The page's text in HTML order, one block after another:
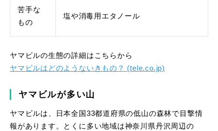
苦手な
もの
塩や消毒用エタノール
ヤマビルの生態の詳細はこちらから
ヤマビルはどのようないきもの？ (tele.co.jp)
ヤマビルが多い山
ヤマビルは、日本全国33都道府県の低山の森林で目撃情
報があります。とくに多い地域は神奈川県丹沢周辺の